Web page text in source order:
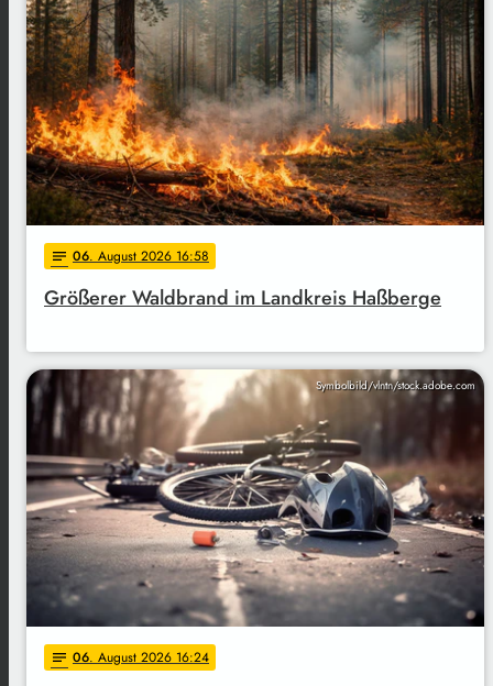
notes 06. August 2026 16:58
Größerer Waldbrand im Landkreis Haßberge
Symbolbild/vlntn/stock.adobe.com
notes 06. August 2026 16:24